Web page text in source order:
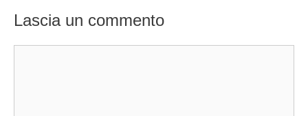
Lascia un commento